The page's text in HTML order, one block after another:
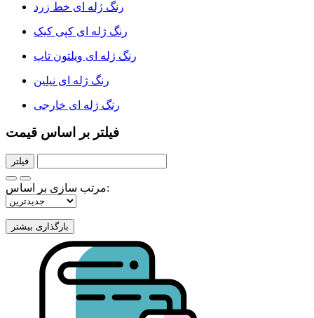
رنگ ژله ای خط زرد
رنگ ژله ای کپی کیک
رنگ ژله ای ویلتون تاپ
رنگ ژله ای نیلین
رنگ ژله ای خارجی
فیلتر بر اساس قیمت
فیلتر
مرتب سازی بر اساس: